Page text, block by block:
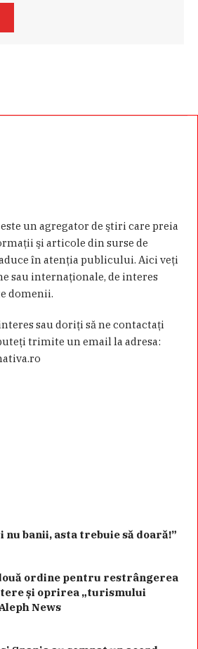
un agregator de ştiri care preia
şi articole din surse de
în atenţia publicului. Aici veţi
sau internaţionale, de interes
domenii.
sau doriţi să ne contactaţi
trimite un email la adresa:
nu banii, asta trebuie să doară!”
ordine pentru restrângerea
și oprirea „turismului
News